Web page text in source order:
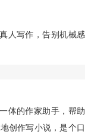
人写作，告别机械感
体的作家助手，帮助
创作写小说，是个口